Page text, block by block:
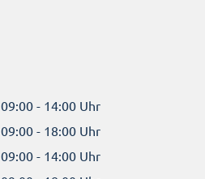
09:00 - 14:00 Uhr
09:00 - 18:00 Uhr
09:00 - 14:00 Uhr